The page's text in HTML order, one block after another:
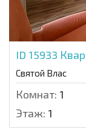
ID 15933
Святой Влас
Комнат: 1
Этаж: 1